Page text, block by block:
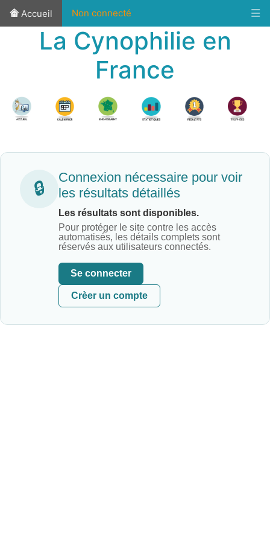
Accueil Non connecté
La Cynophilie en
France
🔒
Connexion nécessaire pour voir
les résultats détaillés
Les résultats sont disponibles.
Pour protéger le site contre les accès
automatisés, les détails complets sont
réservés aux utilisateurs connectés.
Se connecter
Crèer un compte